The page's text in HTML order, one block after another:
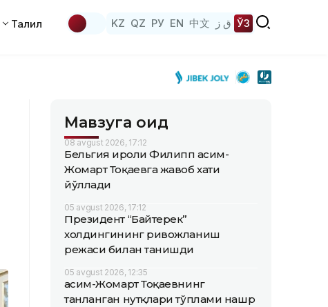
Таҳлил KZ QZ РУ EN 中文 ق ز ЎЗ
Мавзуга оид
08 avgust 2026, 17:12
Бельгия Қироли Филипп Қасим-
Жомарт Тоқаевга жавоб хати
йўллади
05 avgust 2026, 17:12
Президент “Байтерек”
холдингининг ривожланиш
режаси билан танишди
05 avgust 2026, 12:35
Қасим-Жомарт Тоқаевнинг
танланган нутқлари тўплами нашр